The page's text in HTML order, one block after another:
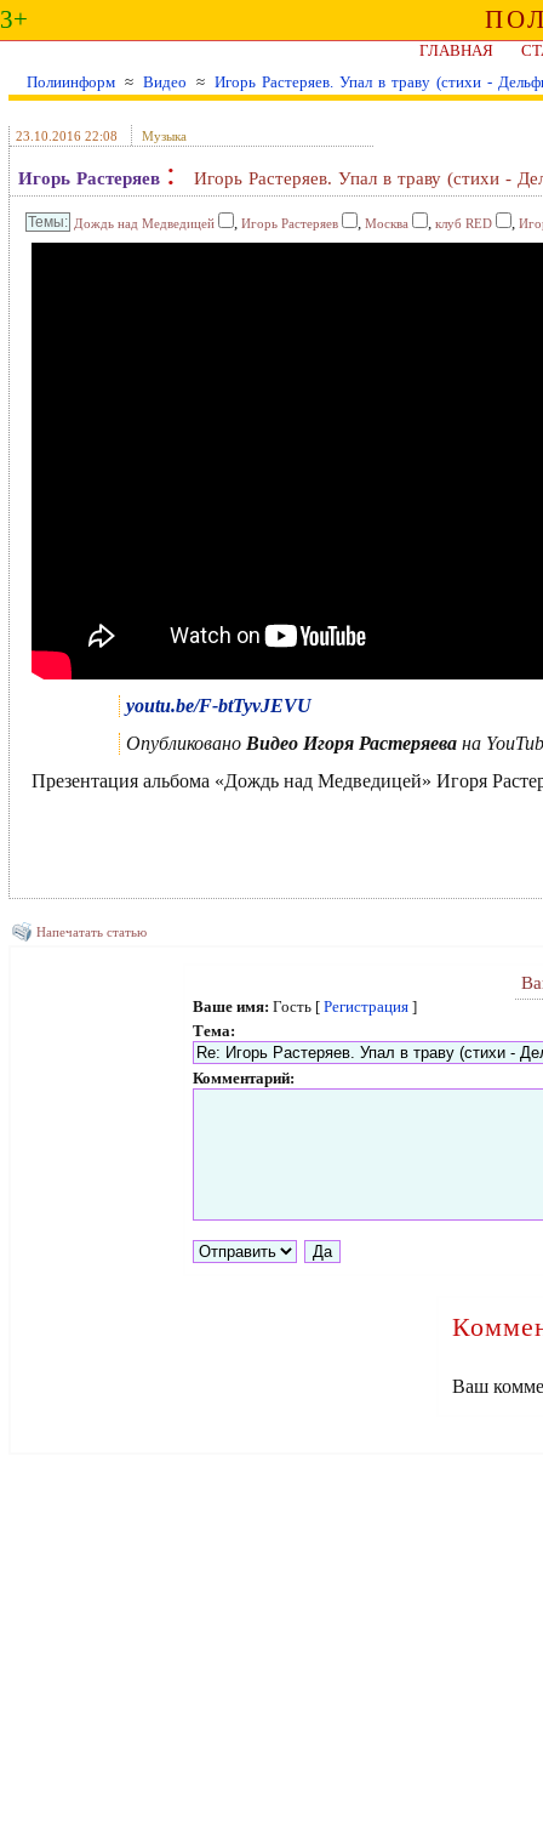
3+
ГЛАВНАЯ
Полиинформ ≈ Видео ≈ Игорь Растеряев. Упал в траву (стихи -
23.10.2016 22:08 Музыка
Игорь Растеряев : Игорь Растеряев. Упал в траву (стихи -
Дождь над Медведицей , Игорь Растеряев , Москва , клуб RED ,
youtu.be/F-btTyvJEVU
Опубликовано Видео Игоря Растеряева на
Презентация альбома «Дождь над Медведицей» Игоря
Напечатать статью
Ваше имя: Гость [ Регистрация ]
Тема:
Комментарий:
Ваш